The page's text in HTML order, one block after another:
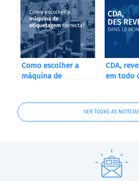
alimentares
Como escolher a
máquina de
CDA,
em todo
VER TODAS AS